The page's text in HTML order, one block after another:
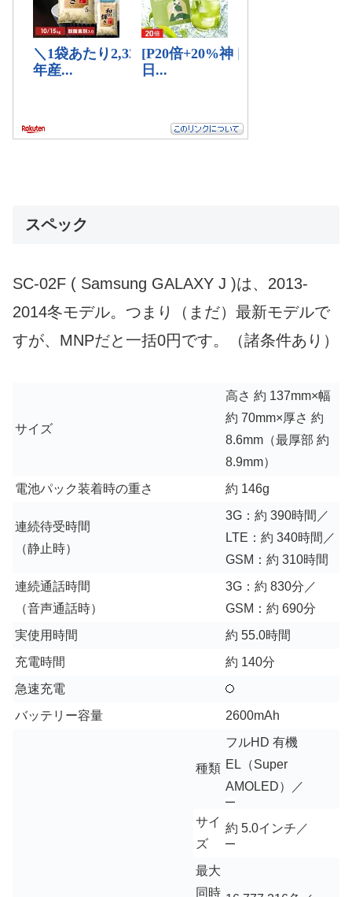
スペック
SC-02F ( Samsung GALAXY J )は、2013-
2014冬モデル。つまり（まだ）最新モデルで
すが、MNPだと一括0円です。（諸条件あり）
サイズ
高さ 約 137mm×幅
約 70mm×厚さ 約
8.6mm（最厚部 約
8.9mm）
電池パック装着時の重さ
約 146g
連続待受時間
（静止時）
3G：約 390時間／
LTE：約 340時間／
GSM：約 310時間
連続通話時間
（音声通話時）
3G：約 830分／
GSM：約 690分
実使用時間
約 55.0時間
充電時間
約 140分
急速充電
バッテリー容量
2600mAh
種類
フルHD 有機
EL（Super
AMOLED）／
サイ
ズ
約 5.0インチ／
最大
同時